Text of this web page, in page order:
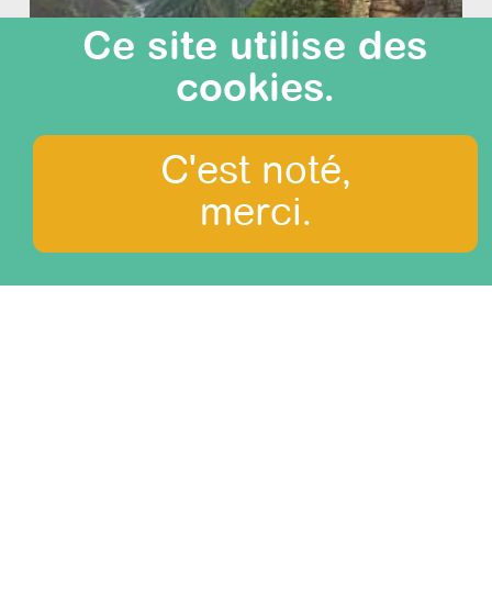
Le chemin des incas
de 4 jours
Ce site utilise des
cookies.
C'est noté,
merci.